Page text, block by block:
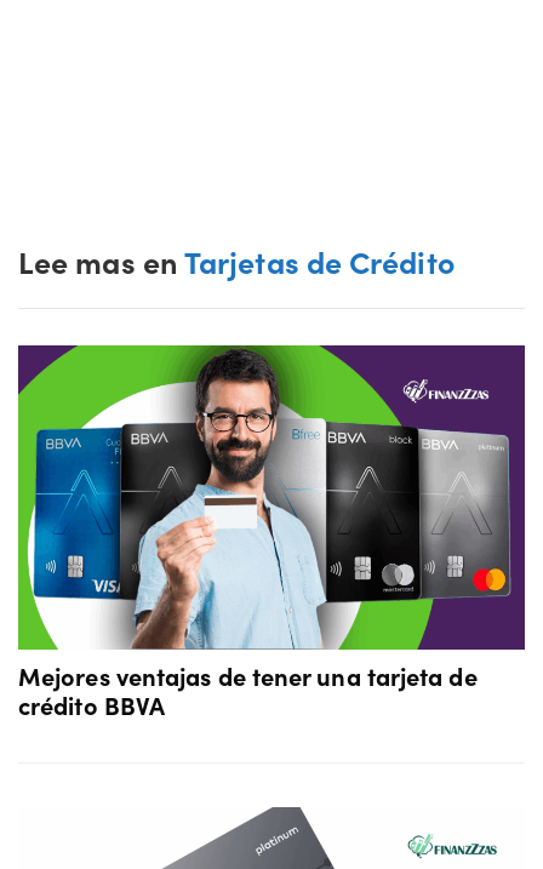
Lee mas en Tarjetas de Crédito
Mejores ventajas de tener una tarjeta de
crédito BBVA